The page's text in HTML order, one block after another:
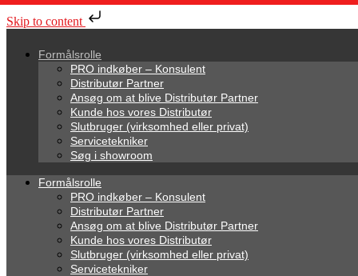
Skip to content
Formålsrolle
PRO indkøber – Konsulent
Distributør Partner
Ansøg om at blive Distributør Partner
Kunde hos vores Distributør
Slutbruger (virksomhed eller privat)
Servicetekniker
Søg i showroom
Formålsrolle
PRO indkøber – Konsulent
Distributør Partner
Ansøg om at blive Distributør Partner
Kunde hos vores Distributør
Slutbruger (virksomhed eller privat)
Servicetekniker